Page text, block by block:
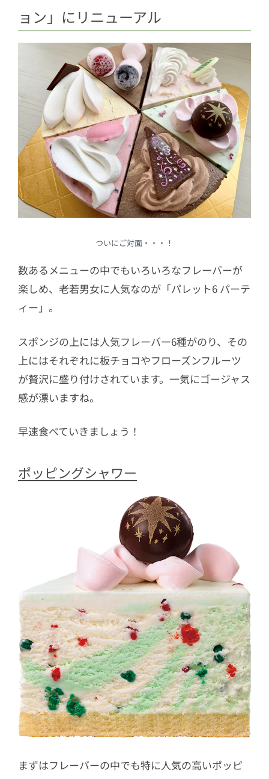
ョン」にリニューアル
ついにご対面・・・！
数あるメニューの中でもいろいろなフレーバーが
楽しめ、老若男女に人気なのが「パレット6 パーテ
ィー」。
スポンジの上には人気フレーバー6種がのり、その
上にはそれぞれに板チョコやフローズンフルーツ
が贅沢に盛り付けされています。一気にゴージャス
感が漂いますね。
早速食べていきましょう！
ポッピングシャワー
まずはフレーバーの中でも特に人気の高いポッピ